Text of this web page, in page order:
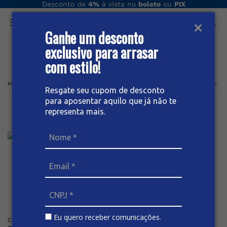
Ganhe um desconto
exclusivo para arrasar
com estilo!
Resgate seu cupom de desconto
para aposentar aquilo que já não te
representa mais.
Eu quero receber comunicações.
Desconto de 4%à vista no boletoou PIX
O que você procura hoje?
Home
Camisa Jeans Manga Curta
Masculina
Posicione o mouse sob a imagem para dar zoom
Código 61796 BIVIK (